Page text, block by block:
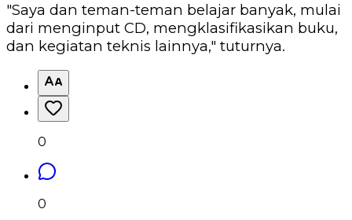
"Saya dan teman-teman belajar banyak, mulai
dari menginput CD, mengklasifikasikan buku,
dan kegiatan teknis lainnya," tuturnya.
0
0